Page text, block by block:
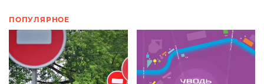
ПОПУЛЯРНОЕ